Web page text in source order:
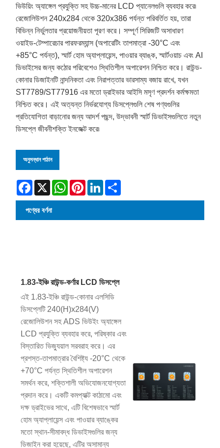
ভিউয়িং অ্যাঙ্গেল প্রযুক্তি সহ উচ্চ-মানের LCD প্যানেলগুলি ব্যবহার করে৷
রেজোলিউশন 240x284 থেকে 320x386 পর্যন্ত পরিবর্তিত হয়, তারা
বিভিন্ন নির্ভুলতার প্রয়োজনীয়তা পূরণ করে। সম্পূর্ণ সিরিজটি অসাধারণ
ওয়াইড-টেম্পারেচার পারফরম্যান্স (অপারেটিং তাপমাত্রা -30°C এবং
+85°C পর্যন্ত), স্মার্ট হোম অ্যাপ্লায়েন্স, পাওয়ার ব্যাঙ্ক, স্মার্টওয়াচ এবং AI
ডিভাইসের জন্য কঠোর পরিবেশেও স্থিতিশীল অপারেশন নিশ্চিত করে। রাউন্ড-
কোনার ডিজাইনটি নান্দনিকতা এবং নিরাপত্তার ভারসাম্য বজায় রাখে, যখন
ST7789/ST77916 এর মতো ড্রাইভার আইসি মসৃণ প্রদর্শন কর্মক্ষমতা
নিশ্চিত করে। এই অত্যন্ত নির্ভরযোগ্য ডিসপ্লেগুলি শেষ পণ্যগুলির
প্রতিযোগিতা বাড়ানোর জন্য আদর্শ পছন্দ, উদ্ভাবনী স্মার্ট ডিভাইসগুলিতে নতুন
ডিসপ্লে জীবনীশক্তি ইনজেক্ট করে৷
অনুসন্ধান পাঠান
Facebook
X WhatsApp
PinterestLinkedIn
পণ্যের বর্ণনা
1.83-ইঞ্চি রাউন্ড-কর্ণার LCD ডিসপ্লে
এই 1.83-ইঞ্চি রাউন্ড-কোনার এলসিডি
ডিসপ্লেটি 240(H)x284(V)
রেজোলিউশন সহ ADS ভিউইং অ্যাঙ্গেল
LCD প্রযুক্তি ব্যবহার করে, পরিষ্কার এবং
বিস্তারিত ভিজ্যুয়াল সরবরাহ করে। এর
প্রশস্ত-তাপমাত্রার বৈশিষ্ট্য -20°C থেকে
+70°C পর্যন্ত স্থিতিশীল অপারেশন
সমর্থন করে, শক্তিশালী অভিযোজনযোগ্যতা
প্রদান করে। একটি কমপ্যাক্ট কাঠামো এবং
দক্ষ ড্রাইভের সাথে, এটি বিশেষভাবে স্মার্ট
হোম অ্যাপ্লায়েন্স এবং পাওয়ার ব্যাঙ্কের
মতো স্থান-সীমাবদ্ধ ডিভাইসগুলির জন্য
ডিজাইন করা হয়েছে, এটির অসামান্য